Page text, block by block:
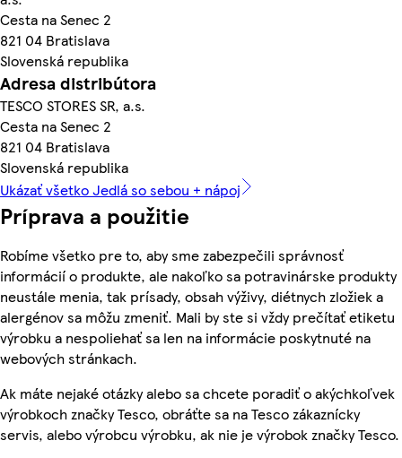
Cesta na Senec 2
821 04 Bratislava
Slovenská republika
Adresa distribútora
TESCO STORES SR, a.s.
Cesta na Senec 2
821 04 Bratislava
Slovenská republika
Ukázať všetko Jedlá so sebou + nápoj
Príprava a použitie
Robíme všetko pre to, aby sme zabezpečili správnosť
informácií o produkte, ale nakoľko sa potravinárske produkty
neustále menia, tak prísady, obsah výživy, diétnych zložiek a
alergénov sa môžu zmeniť. Mali by ste si vždy prečítať etiketu
výrobku a nespoliehať sa len na informácie poskytnuté na
webových stránkach.
Ak máte nejaké otázky alebo sa chcete poradiť o akýchkoľvek
výrobkoch značky Tesco, obráťte sa na Tesco zákaznícky
servis, alebo výrobcu výrobku, ak nie je výrobok značky Tesco.